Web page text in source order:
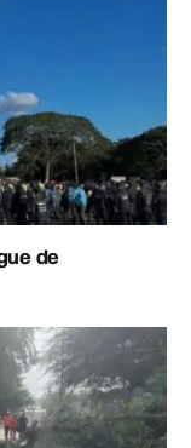
de